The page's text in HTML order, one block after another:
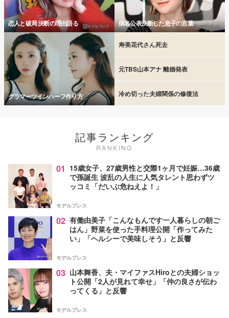
恋人と破局 決断の理由語る 病名公表決断した息子の言葉
グラマーツインハーフ作り方
寿美花代さん死去
元TBS山本アナ 離婚発表
冷め切った夫婦関係の修復法
記事ランキング
RANKING
01 15歳女子、27歳男性と交際1ヶ月で妊娠…36歳
で孫誕生 波乱の人生に人気タレント思わずツ
ッコミ「だいぶ危ねえよ！」
モデルプレス
02 有働由美子「こんなもんです一人暮らしの朝ご
はん」野菜を使った手料理公開「作ってみた
い」「ヘルシーで美味しそう」と反響
モデルプレス
03 山本舞香、夫・マイファスHiroとの夫婦ショッ
ト公開「2人が見れて幸せ」「仲の良さが伝わ
ってくる」と反響
モデルプレス